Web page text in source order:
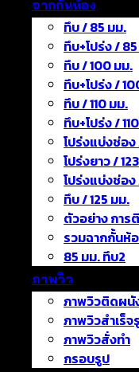
ฉากกั้นห้อง
ทึบ / 85 มม.
ทึบ+โปร่ง /
ทึบ / 100 มม.
ทึบ+โปร่ง /
ทึบ / 110 มม.
ทึบ+โปร่ง /
โปร่งแบ่งช่อง
โปร่งยาว /
โปร่งแบ่งช่อง
ทึบ / 125 มม.
ตัวอย่าง การ
รวมฉากกั้นห้
85 มม. ทึบ2
ภาพวิว
ภาพวิวติดผนั
ภาพวิวสำเร็จ
ภาพวิวสั่งทำ
กรอบรูป